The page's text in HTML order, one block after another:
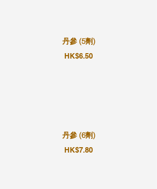
丹參 (5劑)
HK$6.50
丹參 (6劑)
HK$7.80